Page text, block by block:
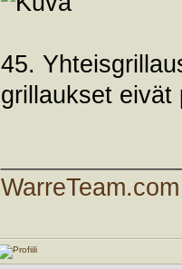
45.
grillaukset eivät
WarreTeam.com